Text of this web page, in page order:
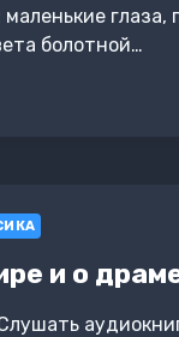
маленькие глаза,
болотной…
и о